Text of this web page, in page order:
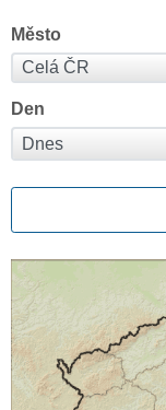
Město
Den